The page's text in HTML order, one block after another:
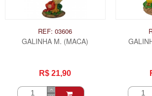
REF: 03606
GALINHA M. (MACA)
R$ 21,90